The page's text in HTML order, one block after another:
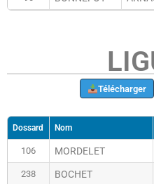
Télécharger
Dossard Nom
106 MORDELET
238 BOCHET